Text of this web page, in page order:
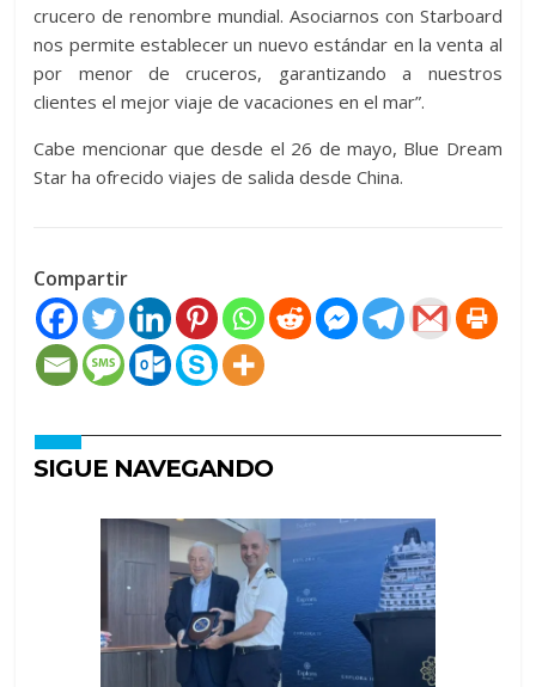
crucero de renombre mundial. Asociarnos con Starboard
nos permite establecer un nuevo estándar en la venta al
por menor de cruceros, garantizando a nuestros
clientes el mejor viaje de vacaciones en el mar”.
Cabe mencionar que desde el 26 de mayo, Blue Dream
Star ha ofrecido viajes de salida desde China.
Compartir
SIGUE NAVEGANDO